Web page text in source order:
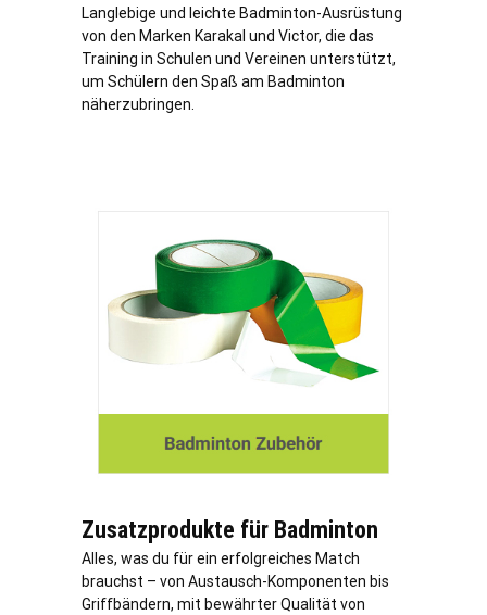
Langlebige und leichte Badminton-Ausrüstung
von den Marken Karakal und Victor, die das
Training in Schulen und Vereinen unterstützt,
um Schülern den Spaß am Badminton
näherzubringen.
Zusatzprodukte für Badminton
Alles, was du für ein erfolgreiches Match
brauchst – von Austausch-Komponenten bis
Griffbändern, mit bewährter Qualität von